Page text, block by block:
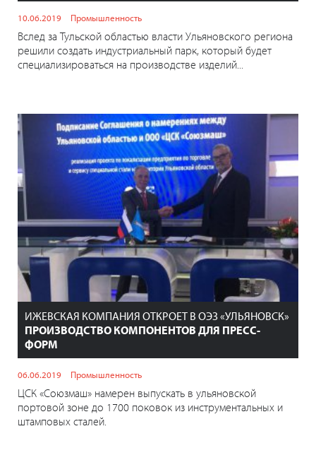
10.06.2019 Промышленность
Вслед за Тульской областью власти Ульяновского региона
решили создать индустриальный парк, который будет
специализироваться на производстве изделий...
ИЖЕВСКАЯ КОМПАНИЯ ОТКРОЕТ В ОЭЗ «УЛЬЯНОВСК»
ПРОИЗВОДСТВО КОМПОНЕНТОВ ДЛЯ ПРЕСС-
ФОРМ
06.06.2019 Промышленность
ЦСК «Союзмаш» намерен выпускать в ульяновской
портовой зоне до 1700 поковок из инструментальных и
штамповых сталей.